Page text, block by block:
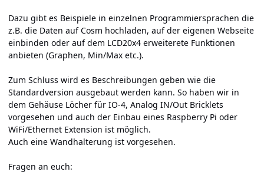
Dazu gibt es Beispiele in einzelnen Programmiersprachen die
z.B. die Daten auf Cosm hochladen, auf der eigenen Webseite
einbinden oder auf dem LCD20x4 erweiterete Funktionen
anbieten (Graphen, Min/Max etc.).
Zum Schluss wird es Beschreibungen geben wie die
Standardversion ausgebaut werden kann. So haben wir in
dem Gehäuse Löcher für IO-4, Analog IN/Out Bricklets
vorgesehen und auch der Einbau eines Raspberry Pi oder
WiFi/Ethernet Extension ist möglich.
Auch eine Wandhalterung ist vorgesehen.
Fragen an euch: